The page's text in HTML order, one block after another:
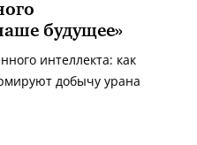
будущее»
интеллекта: как
добычу урана